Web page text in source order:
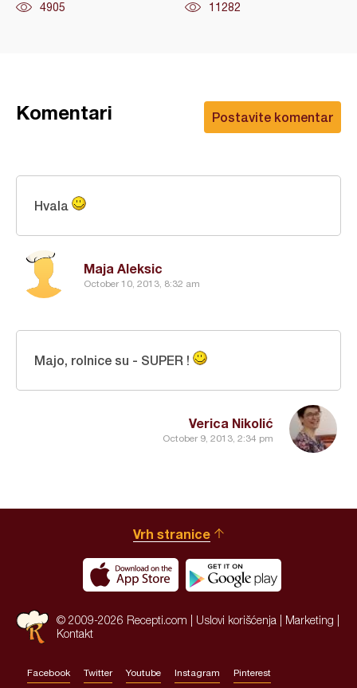
4905 11282
Postavite komentar
Komentari
Maja Aleksic
October 10, 2013, 8:32 am
Hvala
Verica Nikolić
October 9, 2013, 2:34 pm
Majo, rolnice su - SUPER !
Vrh stranice
© 2009-2026 Recepti.com | Uslovi korišćenja Marketing
Kontakt
Facebook Twitter Youtube Instagram Pinterest